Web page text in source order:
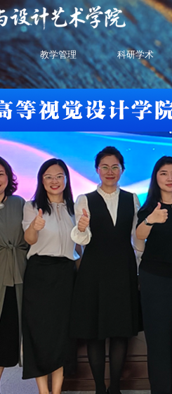
教学管理 科研学术